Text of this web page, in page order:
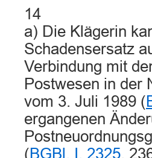
14
a) Die Klägerin
Schadensersatz
Verbindung mit
Postwesen in der
vom 3. Juli 1989 (
ergangenen
(BGBl. I, 2325,